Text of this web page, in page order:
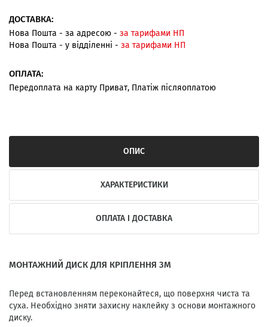
ДОСТАВКА:
Нова Пошта - за адресою - за тарифами НП
Нова Пошта - у відділенні - за тарифами НП
ОПЛАТА:
Передоплата на карту Приват, Платіж післяоплатою
ОПИС
ХАРАКТЕРИСТИКИ
ОПЛАТА І ДОСТАВКА
МОНТАЖНИЙ ДИСК ДЛЯ КРІПЛЕННЯ 3М
Перед встановленням переконайтеся, що поверхня чиста та
суха. Необхідно зняти захисну наклейку з основи монтажного
диску.